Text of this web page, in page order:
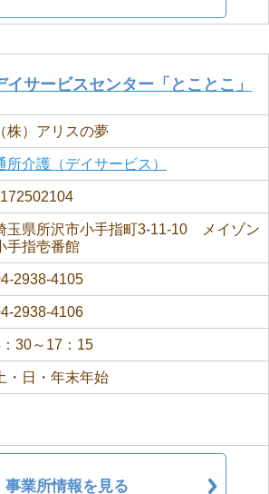
サービスセンター「とことこ」
（株）アリスの夢
所介護（デイサービス）
玉県所沢市小手指町3-11-10 メイゾン
手指壱番館
2938-4105
2938-4106
30～17：15
・日・年末年始
事業所情報を見る